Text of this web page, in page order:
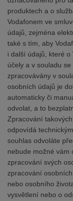
produktech a o
Vodafonem ve
údajů, zejména
také s tím, aby
i další údajů, které o
účely a v souladu
zpracovávány v
osobních údajů je
automaticky či
odvolat, a to
Zpracování
odpovídá
souhlas odvoláte
nebude možné vám
zpracování svých
zpracování
nebo osobního
vysvětlení nebo o